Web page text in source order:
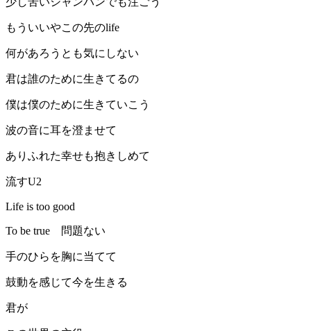
もういいやこの先のlife
何があろうとも気にしない
君は誰のために生きてるの
僕は僕のために生きていこう
波の音に耳を澄ませて
ありふれた幸せも抱きしめて
流すU2
Life is too good
To be true 問題ない
手のひらを胸に当てて
鼓動を感じて今を生きる
君が